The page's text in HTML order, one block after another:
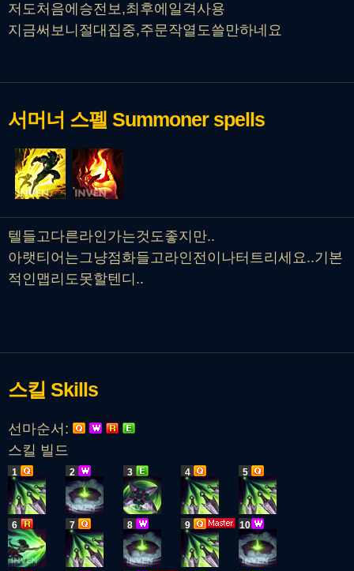
저도처음에승전보,최후에일격사용
지금써보니절대집중,주문작열도쓸만하네요
서머너 스펠 Summoner spells
텔들고다른라인가는것도좋지만..
아랫티어는그냥점화들고라인전이나터트리세요..기본
적인맵리도못할텐디..
스킬 Skills
선마순서:
스킬 빌드
1 2 3 4 5
6 7 8 9 10